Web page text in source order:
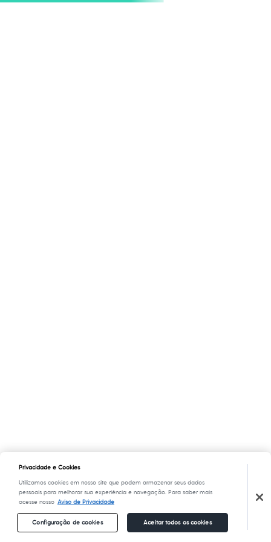
Privacidade e Cookies
Utilizamos cookies em nosso site que podem armazenar seus dados
pessoais para melhorar sua experiência e navegação. Para saber mais
acesse nosso Aviso de Privacidade
Configuração de cookies Aceitar todos os cookies